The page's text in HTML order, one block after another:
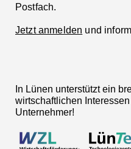
Postfach.
Jetzt anmelden und
In Lünen unterstützt ein
wirtschaftlichen
Unternehmer!